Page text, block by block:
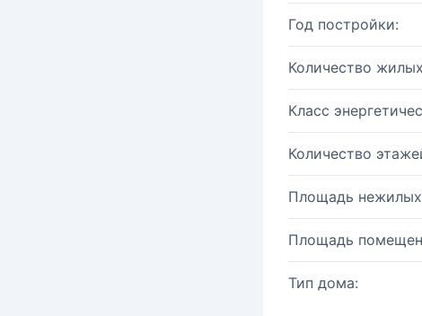
Год постройки:
Количество
Класс
Количество
Площадь
Площадь
Тип дома: